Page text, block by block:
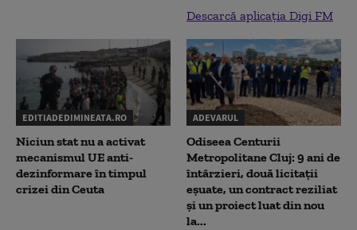
Descarcă aplicația Digi FM
EDITIADEDIMINEATA.RO
Niciun stat nu a activat
mecanismul UE anti-
dezinformare în timpul
crizei din Ceuta
ADEVARUL
Odiseea Centurii
Metropolitane Cluj: 9 ani de
întârzieri, două licitații
eșuate, un contract reziliat
și un proiect luat din nou
la...